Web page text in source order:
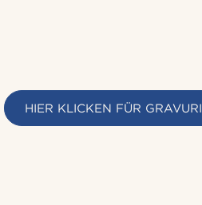
HIER KLICKEN FÜR